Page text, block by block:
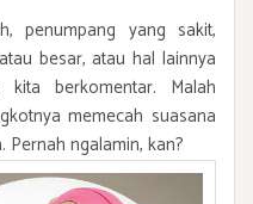
penumpang yang sakit,
besar, atau hal lainnya
berkomentar. Malah
memecah suasana
ngalamin, kan?